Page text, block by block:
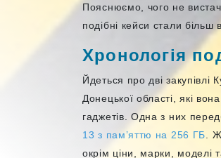
Пояснюємо, чого не
подібні кейси стали
Хронологія
Йдеться про дві закупівлі
Донецької області, які
гаджетів. Одна з них
13 з пам’яттю на 256 ГБ .
окрім ціни, марки, моделі